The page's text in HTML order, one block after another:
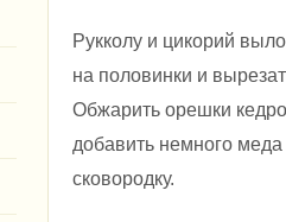
Рукколу и цикорий
на половинки и
Обжарить орешки
добавить немного
сковородку.